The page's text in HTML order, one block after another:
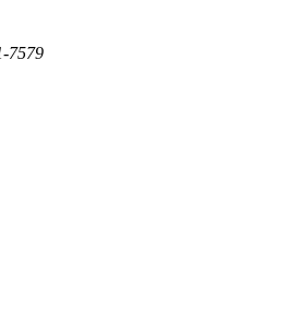
7579